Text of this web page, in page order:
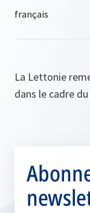
La Lettonie
dans le cadre